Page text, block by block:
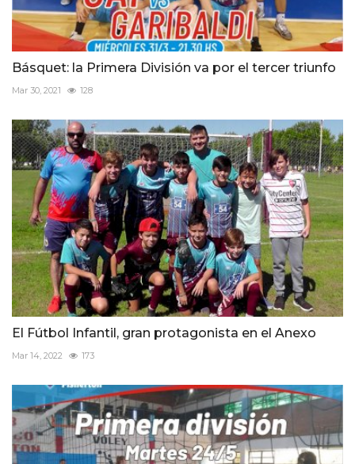
Básquet: la Primera División va por el tercer triunfo
Mar 30, 2021 128
El Fútbol Infantil, gran protagonista en el Anexo
Mar 14, 2022 173